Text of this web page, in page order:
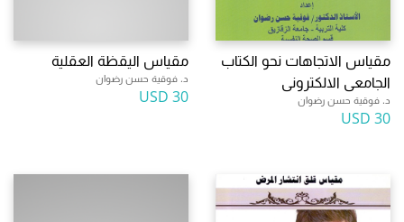
مقياس الاتجاهات نحو الكتاب
الجامعى الالكترونى
د. فوقية حسن رضوان
30 USD
مقياس اليقظة العقلية
د. فوقية حسن رضوان
30 USD